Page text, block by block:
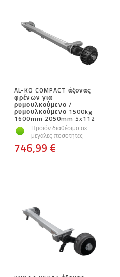
AL-KO COMPACT άξονας
φρένων για
ρυμουλκούμενο /
ρυμουλκούμενο 1500kg
1600mm 2050mm 5x112
Προϊόν διαθέσιμο σε
μεγάλες ποσότητες
746,99 €